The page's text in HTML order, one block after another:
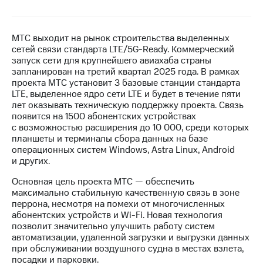
управление
Корпоративный
секретарь
Раскрытие
информации
Информация
акционерам
Документы
ПАО
"МТС"
Собрания
Личный
кабинет
акционера
Акционерный
капитал
Контроль
и
аудит
МТС выходит на рынок строительства выделенных
сетей связи стандарта LTE/5G-Ready. Коммерческий
запуск сети для крупнейшего авиахаба страны
запланирован на третий квартал 2025 года. В рамках
проекта МТС установит 3 базовые станции стандарта
LTE, выделенное ядро сети LTE и будет в течение пяти
лет оказывать техническую поддержку проекта. Связь
появится на 1500 абонентских устройствах
с возможностью расширения до 10 000, среди которых
планшеты и терминалы сбора данных на базе
операционных систем Windows, Astra Linux, Android
и других.
Основная цель проекта МТС — обеспечить
максимально стабильную качественную связь в зоне
перрона, несмотря на помехи от многочисленных
абонентских устройств и Wi-Fi. Новая технология
позволит значительно улучшить работу систем
автоматизации, удаленной загрузки и выгрузки данных
при обслуживании воздушного судна в местах взлета,
посадки и парковки.